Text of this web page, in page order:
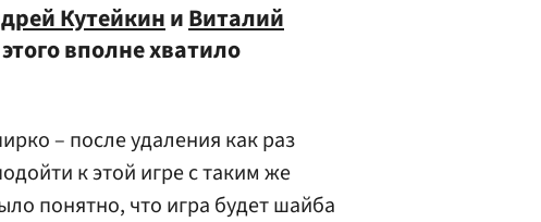
КутейкиниВиталий
вполне хватило
– после удаления как раз
к этой игре с таким же
понятно, что игра будет шайба